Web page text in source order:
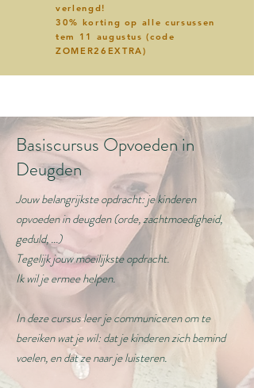
verlengd!
30% korting op alle cursussen
tem 11 augustus (code
ZOMER26EXTRA)
Basiscursus Opvoeden in
Deugden
Jouw belangrijkste opdracht: je kinderen
opvoeden in deugden (orde, zachtmoedigheid,
geduld, ...)
Tegelijk jouw moeilijkste opdracht.
Ik wil je ermee helpen.
In deze cursus leer je communiceren om te
bereiken wat je wil: dat je kinderen zich bemind
voelen, en dat ze naar je luisteren.